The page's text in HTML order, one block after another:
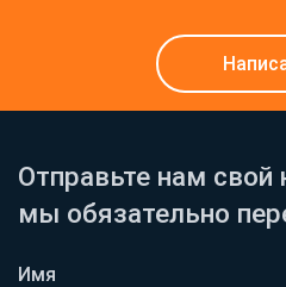
Отправьте нам свой
мы обязательно
Имя